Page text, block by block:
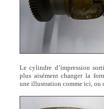
Le cylindre d’impression
plus aisément changer la
une illustration comme ici, ou